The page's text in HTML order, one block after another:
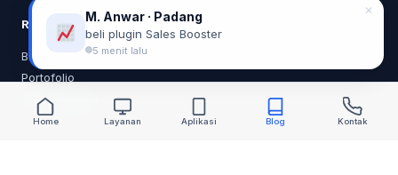
RESOURCES
Blog
Portofolio
Tentang Saya
Home Layanan Aplikasi Blog Kontak
M. Anwar · Padang
beli plugin Sales Booster
5 menit lalu
✕